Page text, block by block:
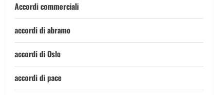
Accordi commerciali
accordi di abramo
accordi di Oslo
accordi di pace